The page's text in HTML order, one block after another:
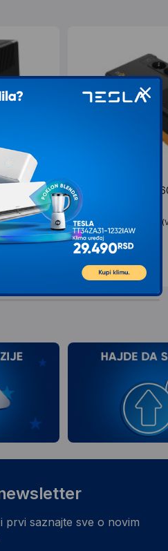
(W):
NJOY Soter 600
LI060SR-AZ01B)
Tip uređaja: UPS, Snaga
360...
6.59900RSD
prvi saznajte sve o novim